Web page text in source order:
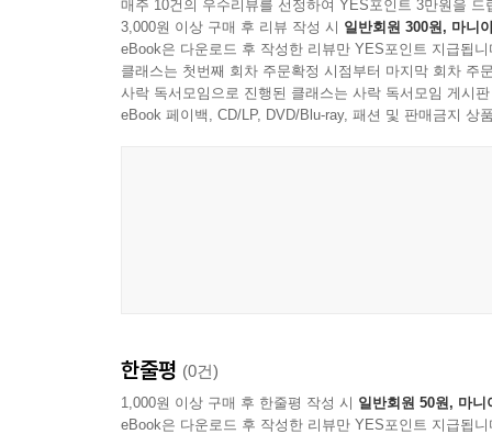
매주 10건의 우수리뷰를 선정하여 YES포인트 3만원을 드
3,000원 이상 구매 후 리뷰 작성 시 일반회원 300원, 마니
eBook은 다운로드 후 작성한 리뷰만 YES포인트 지급됩니
클래스는 첫번째 회차 주문확정 시점부터 마지막 회차 주
사락 독서모임으로 진행된 클래스는 사락 독서모임 게시
eBook 페이백, CD/LP, DVD/Blu-ray, 패션 및 판매금지 상
한줄평 (0건)
1,000원 이상 구매 후 한줄평 작성 시 일반회원 50원, 마니
eBook은 다운로드 후 작성한 리뷰만 YES포인트 지급됩니